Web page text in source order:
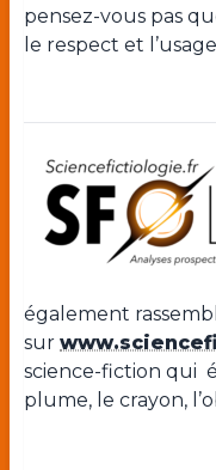
pensez-vous pas
le respect et
également
sur
science-fiction qui
plume, le crayon,